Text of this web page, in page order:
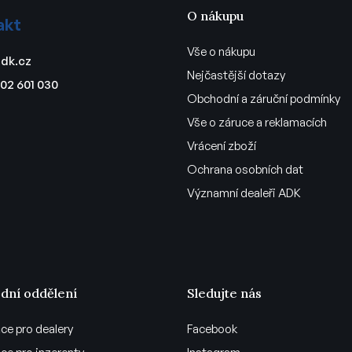
601 030
O nákupu
Vše o nákupu
Nejčastější dotazy
Obchodní a záruční podmínky
Vše o záruce a reklamacích
Vrácení zboží
Ochrana osobních dat
Významní dealeři ADK
oddělení
pro dealery
Sledujte nás
Facebook